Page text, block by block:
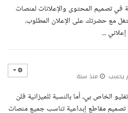
في تصميم المحتوى والإعلانات لمنصات
مع حضرتك على الإعلان المطلوب.
...
يحسب منذ سنة
الخاص بي، أما بالنسبة للميزانية فلن
مقاطع إبداعية تناسب جميع منصات